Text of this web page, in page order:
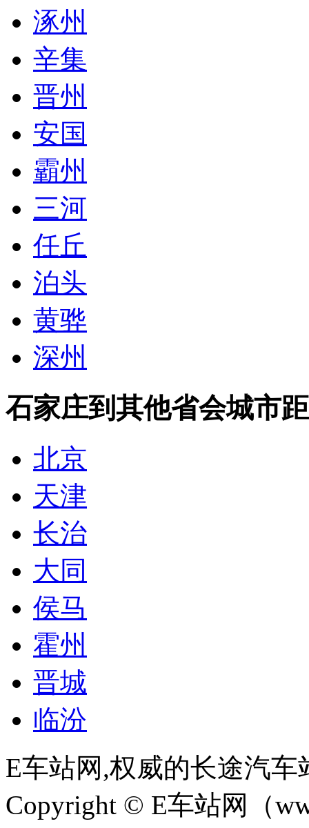
涿州
辛集
晋州
安国
霸州
三河
任丘
泊头
黄骅
深州
石家庄到其他省会城市
北京
天津
长治
大同
侯马
霍州
晋城
临汾
E车站网,权威的长途汽
Copyright © E车站网（